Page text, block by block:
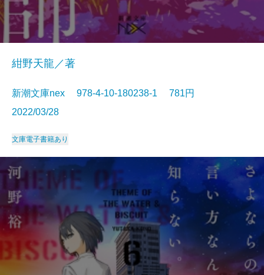
紺野天龍／著
新潮文庫nex 978-4-10-180238-1 781円
2022/03/28
文庫電子書籍あり